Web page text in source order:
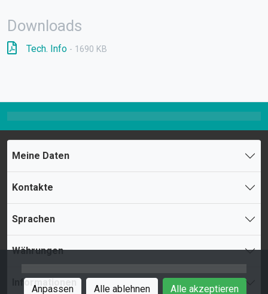
Downloads
Tech. Info - 1690 KB
Meine Daten
Kontakte
Sprachen
Währungen
Informationen
Anpassen Alle ablehnen Alle akzeptieren